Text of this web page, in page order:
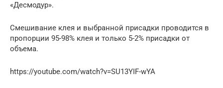
«Десмодур».
Смешивание клея и выбранной присадки проводится в
пропорции 95-98% клея и только 5-2% присадки от
объема.
https://youtube.com/watch?v=SU13YIF-wYA